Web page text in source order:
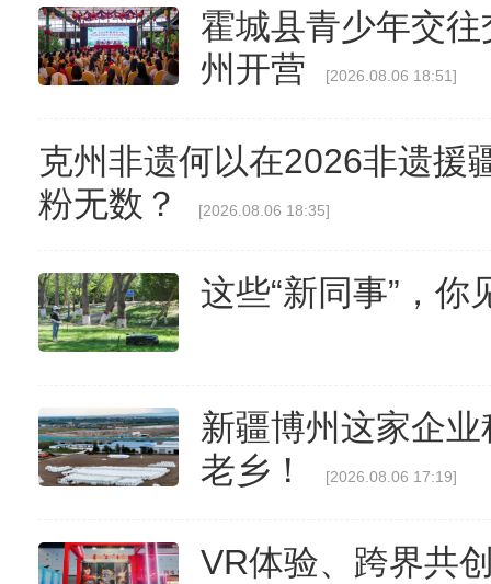
霍城县青少年交
州开营
[2026.08.06 18:51]
克州非遗何以在2026非遗援
粉无数？
[2026.08.06 18:35]
这些“新同事”，你
新疆博州这家企
老乡！
[2026.08.06 17:19]
VR体验、跨界共